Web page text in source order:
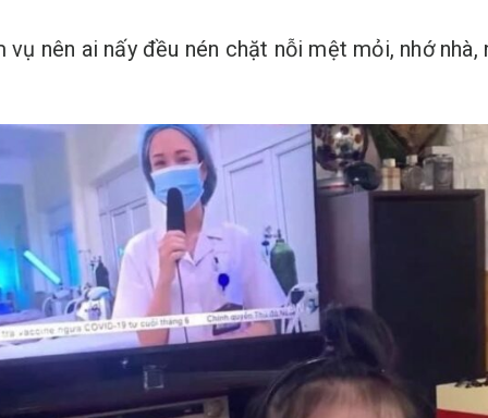
nên ai nấy đều nén chặt nỗi mệt mỏi, nhớ